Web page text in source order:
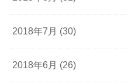
2018年7月 (30)
2018年6月 (26)